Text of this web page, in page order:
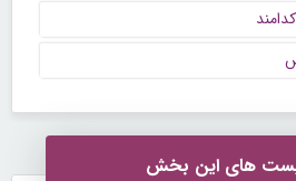
های این بخش